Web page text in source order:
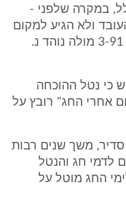
במקרה שלפני -
ולא הגיע למקום
עבודתו סמוך ליום חג". (דב"ע מג/ 3-91 מולה נוהד נ.
כי נטל ההוכחה
אחרי החג" רובץ על
משך שנים רבות
לדמי חג והנטל
החג מוטל על